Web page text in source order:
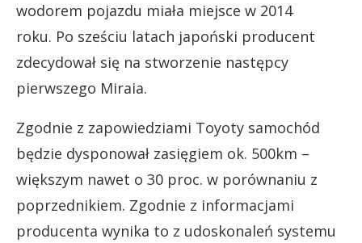
wodorem pojazdu miała miejsce w 2014
roku. Po sześciu latach japoński producent
zdecydował się na stworzenie następcy
pierwszego Miraia.
Zgodnie z zapowiedziami Toyoty samochód
będzie dysponował zasięgiem ok. 500km –
większym nawet o 30 proc. w porównaniu z
poprzednikiem. Zgodnie z informacjami
producenta wynika to z udoskonaleń systemu